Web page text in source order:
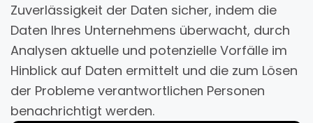
Zuverlässigkeit der Daten sicher, indem die
Daten Ihres Unternehmens überwacht, durch
Analysen aktuelle und potenzielle Vorfälle im
Hinblick auf Daten ermittelt und die zum Lösen
der Probleme verantwortlichen Personen
benachrichtigt werden.